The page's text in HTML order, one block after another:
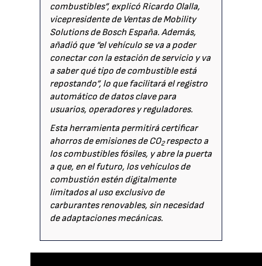
combustibles”, explicó Ricardo Olalla,
vicepresidente de Ventas de Mobility
Solutions de Bosch España. Además,
añadió que “el vehículo se va a poder
conectar con la estación de servicio y va
a saber qué tipo de combustible está
repostando”, lo que facilitará el registro
automático de datos clave para
usuarios, operadores y reguladores.
Esta herramienta permitirá certificar
ahorros de emisiones de CO2respecto a
los combustibles fósiles, y abre la puerta
a que, en el futuro, los vehículos de
combustión estén digitalmente
limitados al uso exclusivo de
carburantes renovables, sin necesidad
de adaptaciones mecánicas.